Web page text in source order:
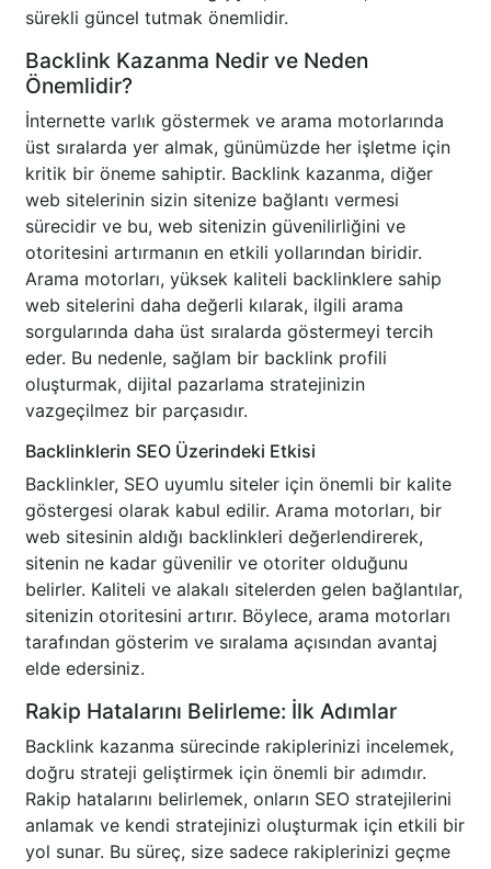
sürekli güncel tutmak önemlidir.
Backlink Kazanma Nedir ve Neden
Önemlidir?
İnternette varlık göstermek ve arama motorlarında
üst sıralarda yer almak, günümüzde her işletme için
kritik bir öneme sahiptir. Backlink kazanma, diğer
web sitelerinin sizin sitenize bağlantı vermesi
sürecidir ve bu, web sitenizin güvenilirliğini ve
otoritesini artırmanın en etkili yollarından biridir.
Arama motorları, yüksek kaliteli backlinklere sahip
web sitelerini daha değerli kılarak, ilgili arama
sorgularında daha üst sıralarda göstermeyi tercih
eder. Bu nedenle, sağlam bir backlink profili
oluşturmak, dijital pazarlama stratejinizin
vazgeçilmez bir parçasıdır.
Backlinklerin SEO Üzerindeki Etkisi
Backlinkler, SEO uyumlu siteler için önemli bir kalite
göstergesi olarak kabul edilir. Arama motorları, bir
web sitesinin aldığı backlinkleri değerlendirerek,
sitenin ne kadar güvenilir ve otoriter olduğunu
belirler. Kaliteli ve alakalı sitelerden gelen bağlantılar,
sitenizin otoritesini artırır. Böylece, arama motorları
tarafından gösterim ve sıralama açısından avantaj
elde edersiniz.
Rakip Hatalarını Belirleme: İlk Adımlar
Backlink kazanma sürecinde rakiplerinizi incelemek,
doğru strateji geliştirmek için önemli bir adımdır.
Rakip hatalarını belirlemek, onların SEO stratejilerini
anlamak ve kendi stratejinizi oluşturmak için etkili bir
yol sunar. Bu süreç, size sadece rakiplerinizi geçme